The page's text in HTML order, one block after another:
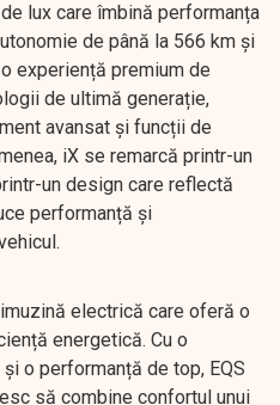
lux care îmbină performanța
de până la 566 km și
experiență premium de
de ultimă generație,
avansat și funcții de
iX se remarcă printr-un
un design care reflectă
performanță și
electrică care oferă o
energetică. Cu o
o performanță de top, EQS
să combine confortul unui